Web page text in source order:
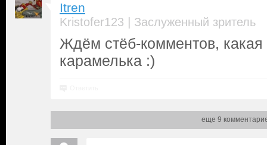
Itren
Kristofer123 | Заслуженный зритель
Ждём стёб-комментов, какая
карамелька :)
еще 9